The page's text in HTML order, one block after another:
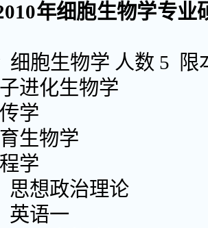
年细胞生物学专
胞生物学 人数 5 限
进化生物学
学
生物学
学
思想政治理论
英语一